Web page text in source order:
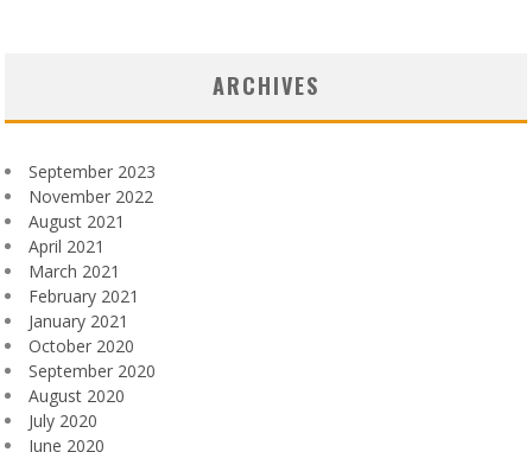
ARCHIVES
September 2023
November 2022
August 2021
April 2021
March 2021
February 2021
January 2021
October 2020
September 2020
August 2020
July 2020
June 2020